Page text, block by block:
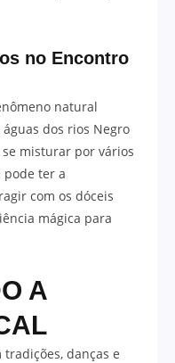
no Encontro
natural
dos rios Negro
misturar por vários
pode ter a
com os dóceis
mágica para
A
danças e